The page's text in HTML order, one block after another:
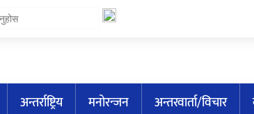
अन्तर्राष्ट्रिय मनोरन्जन अन्तरवार्ता/विचार